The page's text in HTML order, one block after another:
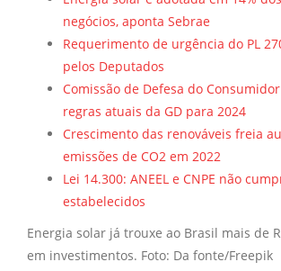
negócios, aponta Sebrae
Requerimento de urgência do PL
pelos Deputados
Comissão de Defesa do
regras atuais da GD para 2024
Crescimento das renováveis freia
emissões de CO2 em 2022
Lei 14.300: ANEEL e CNPE não
estabelecidos
Energia solar já trouxe ao Brasil mais de
em investimentos. Foto: Da fonte/Freepik